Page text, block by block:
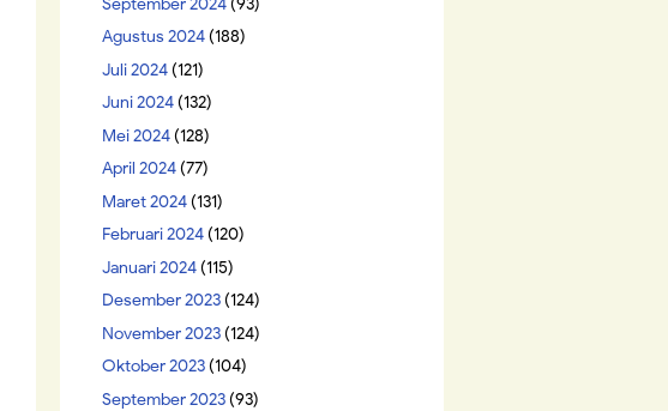
Agustus 2024(188)
Juli 2024(121)
Juni 2024(132)
Mei 2024(128)
April 2024(77)
Maret 2024(131)
Februari 2024(120)
Januari 2024(115)
Desember 2023(124)
November 2023(124)
Oktober 2023(104)
September 2023(93)